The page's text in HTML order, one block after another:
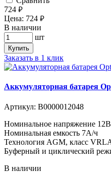
724 руб.
Цена: 724 руб.
В наличии
шт
Купить
Заказать в 1 клик
Аккумуляторная батарея
Артикул: В0000012048
Номинальное напряжение 12B
Номинальная емкость 7A/ч
Технология AGM, класс
Буферный и циклический
В наличии